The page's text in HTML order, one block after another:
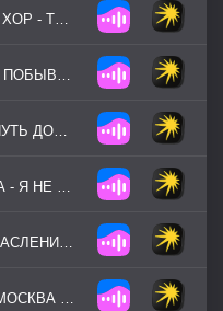
МОСКОВСКИЙ КАЗАЧИЙ ХОР - ТЫ ПРОСТИ МЕНЯ РОДНАЯ
ЛЮДМИЛА ЗЫКИНА - НА ПОБЫВКУ ЕДЕТ
АНСАМБЛЬ ХМЕЛЬ - В ПУТЬ ДОРОЖКУ
ВАЛЕНТИНА ТОЛКУНОВА - Я НЕ МОГУ ИНАЧЕ
ТЕАТР ПЕСНИ ЯР - ЭХ МАСЛЕНИЦА-КРАСАВИЦА
ШОУ-ГРУППА ЮЖАНЕ - МОСКВА ЗЛАТОГЛАВАЯ